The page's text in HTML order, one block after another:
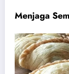
Menjaga